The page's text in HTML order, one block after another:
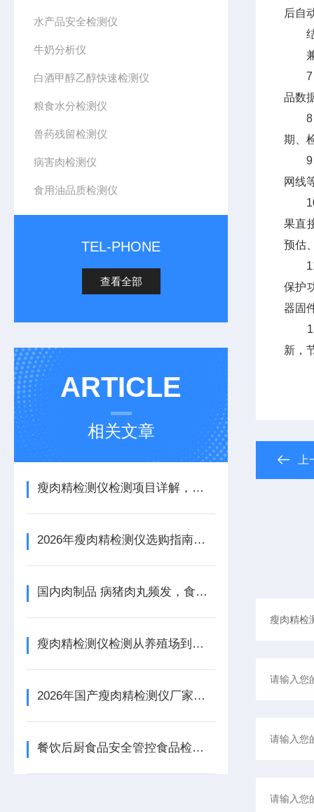
水产品安全检测仪
牛奶分析仪
白酒甲醇乙醇快速检测仪
粮食水分检测仪
兽药残留检测仪
病害肉检测仪
食用油品质检测仪
TEL-PHONE
查看全部
ARTICLE
相关文章
瘦肉精检测仪检测项目详解，猪牛羊肉沙丁胺醇莱克多巴胺残留筛查仪器
2026年瘦肉精检测仪选购指南：农贸市场屠宰场猪肉牛羊肉兽药残留快速检测
国内肉制品 病猪肉丸频发，食品安全检测仪为何成了市场最紧缺的设备
瘦肉精检测仪检测从养殖场到餐桌！克伦特罗、莱克多巴胺一网打尽
2026年国产瘦肉精检测仪厂家：屠宰场/养殖场/食品加工厂专用
餐饮后厨食品安全管控食品检测仪器设备配置清单方案
后自
结
兼
7、
品数
8、
期、
9、
网线
10
果直
预估
11
保护
器固
12
新，